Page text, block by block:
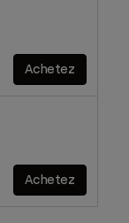
Achetez
Achetez